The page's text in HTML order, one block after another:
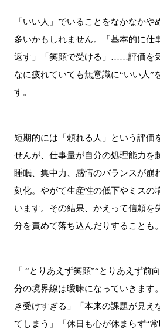
「いい人」でいることをなかなかや
多いかもしれません。「基本的に仕
返す」「笑顔で受ける」……評価を
なに疲れていても無意識に“いい人”
す。
短期的には「頼れる人」という評価
せんが、仕事量が自分の処理能力を
睡眠、集中力、感情のバランスが崩
刻化。やがて生産性の低下やミスの
います。その結果、かえって信頼を
分を責めて落ち込んだりすることも。
「 “とりあえず笑顔”“とりあえず前
分の境界線は曖昧になっていきます
き受けすぎる」「本来の課題が見え
てしまう」「休日も心が休まらず“